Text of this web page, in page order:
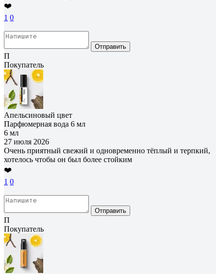
❤️
1 0
Отправить
П
Покупатель
Апельсиновый цвет
Парфюмерная вода 6 мл
6 мл
27 июля 2026
Очень приятный свежий и одновременно тёплый и терпкий,
хотелось чтобы он был более стойким
❤️
1 0
Отправить
П
Покупатель